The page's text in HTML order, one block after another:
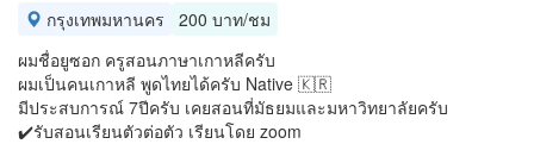
กรุงเทพมหานคร
200 บาท/ชม
ผมชื่อยูซอก ครูสอนภาษาเกาหลีครับ
ผมเป็นคนเกาหลี พูดไทยได้ครับ Native 🇰🇷
มีประสบการณ์ 7ปีครับ เคยสอนที่มัธยมและมหาวิทยาลัยครับ
✔️รับสอนเรียนตัวต่อตัว เรียนโดย zoom